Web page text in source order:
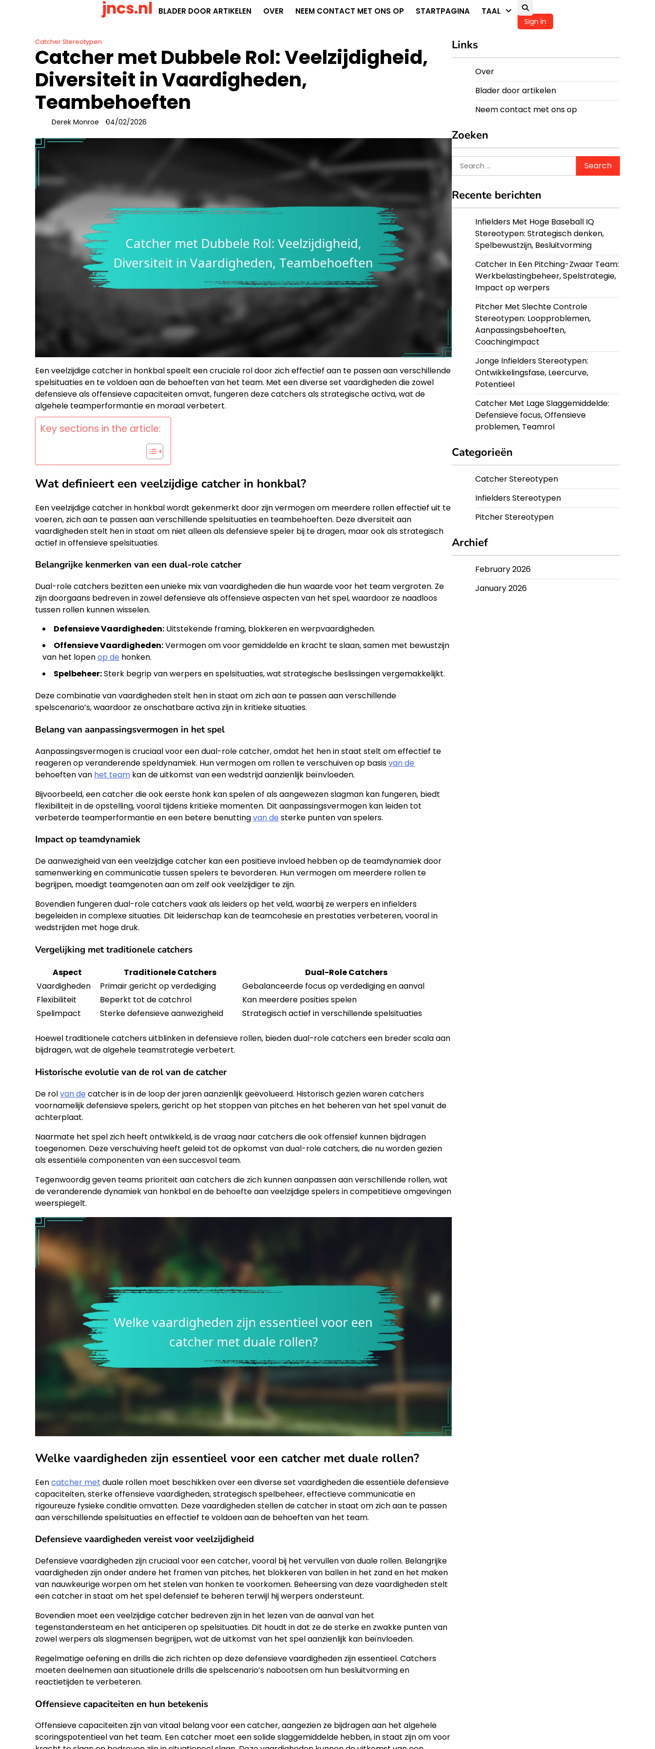
jncs.nl BLADER DOOR ARTIKELEN OVER NEEM CONTACT MET ONS OP STARTPAGINA TAAL
Sign In
Catcher Stereotypen
Catcher met Dubbele Rol: Veelzijdigheid,
Diversiteit in Vaardigheden,
Teambehoeften
Derek Monroe 04/02/2026
Een veelzijdige catcher in honkbal speelt een cruciale rol door zich effectief aan te passen aan verschillende
spelsituaties en te voldoen aan de behoeften van het team. Met een diverse set vaardigheden die zowel
defensieve als offensieve capaciteiten omvat, fungeren deze catchers als strategische activa, wat de
algehele teamperformantie en moraal verbetert.
Key sections in the article:
Wat definieert een veelzijdige catcher in honkbal?
Een veelzijdige catcher in honkbal wordt gekenmerkt door zijn vermogen om meerdere rollen effectief uit te
voeren, zich aan te passen aan verschillende spelsituaties en teambehoeften. Deze diversiteit aan
vaardigheden stelt hen in staat om niet alleen als defensieve speler bij te dragen, maar ook als strategisch
actief in offensieve spelsituaties.
Belangrijke kenmerken van een dual-role catcher
Dual-role catchers bezitten een unieke mix van vaardigheden die hun waarde voor het team vergroten. Ze
zijn doorgaans bedreven in zowel defensieve als offensieve aspecten van het spel, waardoor ze naadloos
tussen rollen kunnen wisselen.
Defensieve Vaardigheden: Uitstekende framing, blokkeren en werpvaardigheden.
Offensieve Vaardigheden:Vermogen om voor gemiddelde en kracht te slaan, samen met bewustzijn
van het lopenop de honken.
Spelbeheer:Sterk begrip van werpers en spelsituaties, wat strategische beslissingen vergemakkelijkt.
Deze combinatie van vaardigheden stelt hen in staat om zich aan te passen aan verschillende
spelscenario’s, waardoor ze onschatbare activa zijn in kritieke situaties.
Belang van aanpassingsvermogen in het spel
Aanpassingsvermogen is cruciaal voor een dual-role catcher, omdat het hen in staat stelt om effectief te
reageren op veranderende speldynamiek. Hun vermogen om rollen te verschuiven op basisvan de
behoeften van het team kan de uitkomst van een wedstrijd aanzienlijk beïnvloeden.
Bijvoorbeeld, een catcher die ook eerste honk kan spelen of als aangewezen slagman kan fungeren, biedt
flexibiliteit in de opstelling, vooral tijdens kritieke momenten. Dit aanpassingsvermogen kan leiden tot
verbeterde teamperformantie en een betere benuttingvan de sterke punten van spelers.
Impact op teamdynamiek
De aanwezigheid van een veelzijdige catcher kan een positieve invloed hebben op de teamdynamiek door
samenwerking en communicatie tussen spelers te bevorderen. Hun vermogen om meerdere rollen te
begrijpen, moedigt teamgenoten aan om zelf ook veelzijdiger te zijn.
Bovendien fungeren dual-role catchers vaak als leiders op het veld, waarbij ze werpers en infielders
begeleiden in complexe situaties. Dit leiderschap kan de teamcohesie en prestaties verbeteren, vooral in
wedstrijden met hoge druk.
Vergelijking met traditionele catchers
Aspect Traditionele Catchers
Dual-Role Catchers
Vaardigheden
Primair gericht op verdediging
Gebalanceerde focus op verdediging en aanval
Flexibiliteit
Beperkt tot de catchrol
Kan meerdere posities spelen
Spelimpact
Sterke defensieve aanwezigheid Strategisch actief in verschillende spelsituaties
Hoewel traditionele catchers uitblinken in defensieve rollen, bieden dual-role catchers een breder scala aan
bijdragen, wat de algehele teamstrategie verbetert.
Historische evolutie van de rol van de catcher
De rolvan de catcher is in de loop der jaren aanzienlijk geëvolueerd. Historisch gezien waren catchers
voornamelijk defensieve spelers, gericht op het stoppen van pitches en het beheren van het spel vanuit de
achterplaat.
Naarmate het spel zich heeft ontwikkeld, is de vraag naar catchers die ook offensief kunnen bijdragen
toegenomen. Deze verschuiving heeft geleid tot de opkomst van dual-role catchers, die nu worden gezien
als essentiële componenten van een succesvol team.
Tegenwoordig geven teams prioriteit aan catchers die zich kunnen aanpassen aan verschillende rollen, wat
de veranderende dynamiek van honkbal en de behoefte aan veelzijdige spelers in competitieve omgevingen
weerspiegelt.
Welke vaardigheden zijn essentieel voor een catcher met duale rollen?
Eencatcher met duale rollen moet beschikken over een diverse set vaardigheden die essentiële defensieve
capaciteiten, sterke offensieve vaardigheden, strategisch spelbeheer, effectieve communicatie en
rigoureuze fysieke conditie omvatten. Deze vaardigheden stellen de catcher in staat om zich aan te passen
aan verschillende spelsituaties en effectief te voldoen aan de behoeften van het team.
Defensieve vaardigheden vereist voor veelzijdigheid
Defensieve vaardigheden zijn cruciaal voor een catcher, vooral bij het vervullen van duale rollen. Belangrijke
vaardigheden zijn onder andere het framen van pitches, het blokkeren van ballen in het zand en het maken
van nauwkeurige worpen om het stelen van honken te voorkomen. Beheersing van deze vaardigheden stelt
een catcher in staat om het spel defensief te beheren terwijl hij werpers ondersteunt.
Bovendien moet een veelzijdige catcher bedreven zijn in het lezen van de aanval van het
tegenstandersteam en het anticiperen op spelsituaties. Dit houdt in dat ze de sterke en zwakke punten van
zowel werpers als slagmensen begrijpen, wat de uitkomst van het spel aanzienlijk kan beïnvloeden.
Regelmatige oefening en drills die zich richten op deze defensieve vaardigheden zijn essentieel. Catchers
moeten deelnemen aan situationele drills die spelscenario’s nabootsen om hun besluitvorming en
reactietijden te verbeteren.
Offensieve capaciteiten en hun betekenis
Offensieve capaciteiten zijn van vitaal belang voor een catcher, aangezien ze bijdragen aan het algehele
scoringspotentieel van het team. Een catcher moet een solide slaggemiddelde hebben, in staat zijn om voor
Links
Over
Blader door artikelen
Neem contact met ons op
Zoeken
Search
for:
Recente berichten
Infielders Met Hoge Baseball IQ
Stereotypen: Strategisch denken,
Spelbewustzijn, Besluitvorming
Catcher In Een Pitching-Zwaar Team:
Werkbelastingbeheer, Spelstrategie,
Impact op werpers
Pitcher Met Slechte Controle
Stereotypen: Loopproblemen,
Aanpassingsbehoeften,
Coachingimpact
Jonge Infielders Stereotypen:
Ontwikkelingsfase, Leercurve,
Potentieel
Catcher Met Lage Slaggemiddelde:
Defensieve focus, Offensieve
problemen, Teamrol
Categorieën
Catcher Stereotypen
Infielders Stereotypen
Pitcher Stereotypen
Archief
February 2026
January 2026